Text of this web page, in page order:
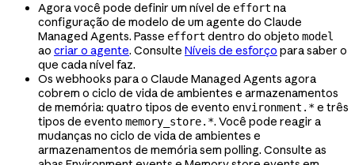
Agora você pode definir um nível de effort na
configuração de modelo de um agente do Claude
Managed Agents. Passe effort dentro do objeto model
ao criar o agente. Consulte Níveis de esforço para saber o
que cada nível faz.
Os webhooks para o Claude Managed Agents agora
cobrem o ciclo de vida de ambientes e armazenamentos
de memória: quatro tipos de evento environment.*e três
tipos de evento memory_store.*. Você pode reagir a
mudanças no ciclo de vida de ambientes e
armazenamentos de memória sem polling. Consulte as